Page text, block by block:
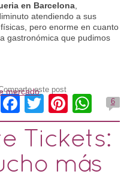
en Barcelona
atendiendo a sus
pero enorme en cuanto
gastronómica que pudimos
mercado,
este post
Facebook
Twitter 6
Tickets:
más